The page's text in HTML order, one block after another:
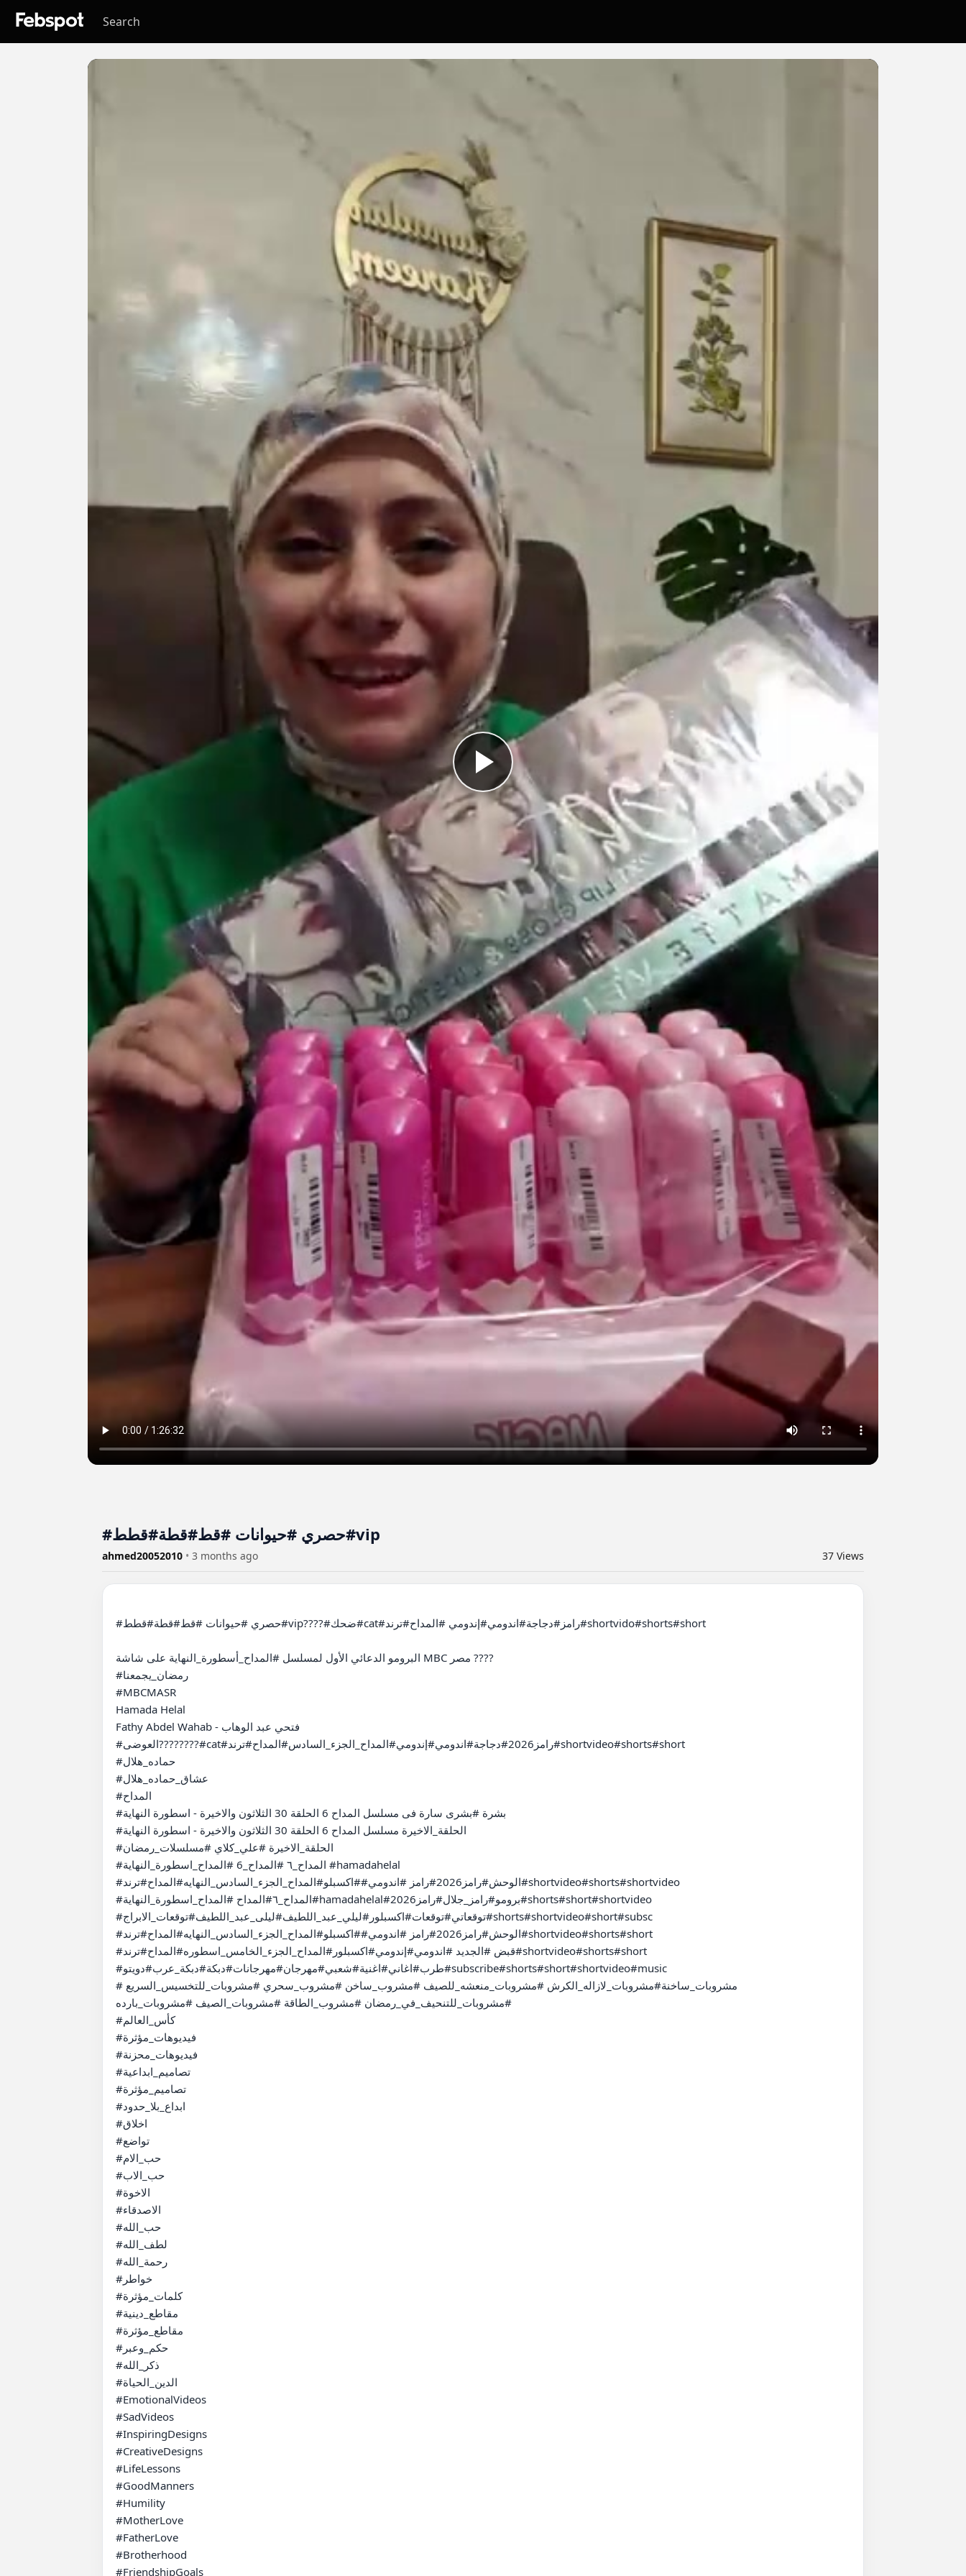
#حصري #حيوانات #قط#قطة#قطط#vip
ahmed20052010 • 3 months ago 37 Views
#حصري #حيوانات #قط#قطة#قطط#vip????#ضحك#cat#رامز#دجاجة#اندومي#إندومي #المداح#ترند#shortvido#shorts#short
البرومو الدعائي الأول لمسلسل #المداح_أسطورة_النهاية على شاشة MBC مصر ????
#رمضان_يجمعنا
#MBCMASR
Hamada Helal
Fathy Abdel Wahab - فتحي عبد الوهاب
#العوضى????????#cat#رامز2026#دجاجة#اندومي#إندومي#المداح_الجزء_السادس#المداح#ترند#shortvideo#shorts#short
#حماده_هلال
#عشاق_حماده_هلال
#المداح
#بشرة #بشرى سارة فى مسلسل المداح 6 الحلقة 30 الثلاثون والاخيرة - اسطورة النهاية
#الحلقة_الاخيرة مسلسل المداح 6 الحلقة 30 الثلاثون والاخيرة - اسطورة النهاية
#الحلقة_الاخيرة #علي_كلاي #مسلسلات_رمضان
#المداح_٦ #المداح_6 #المداح_اسطورة_النهاية #hamadahelal
#الوحش#رامز2026#رامز #اندومي##اكسبلو#المداح_الجزء_السادس_النهايه#المداح#ترند#shortvideo#shorts#shortvideo
#المداح_٦#المداح #المداح_اسطورة_النهاية#hamadahelal#برومو#رامز_جلال#رامز2026#shorts#short#shortvideo
#توقعاتي#توقعات#اكسبلور#ليلي_عبد_اللطيف#ليلى_عبد_اللطيف#توقعات_الابراج#shorts#shortvideo#short#subsc
#الوحش#رامز2026#رامز #اندومي##اكسبلو#المداح_الجزء_السادس_النهايه#المداح#ترند#shortvideo#shorts#short
#قبض #الجديد #اندومي#إندومي#اكسبلور#المداح_الجزء_الخامس_اسطوره#المداح#ترند#shortvideo#shorts#short
#طرب#اغاني#اغنية#شعبي#مهرجان#مهرجانات#دبكة#دبكة_عرب#دويتو#subscribe#shorts#short#shortvideo#music
#مشروبات_ساخنة#مشروبات_لازاله_الكرش #مشروبات_منعشه_للصيف #مشروب_ساخن #مشروب_سحري #مشروبات_للتخسيس_السريع
#مشروبات_للتنحيف_في_رمضان #مشروب_الطاقة #مشروبات_الصيف #مشروبات_بارده
#كأس_العالم
#فيديوهات_مؤثرة
#فيديوهات_محزنة
#تصاميم_ابداعية
#تصاميم_مؤثرة
#ابداع_بلا_حدود
#اخلاق
#تواضع
#حب_الام
#حب_الاب
#الاخوة
#الاصدقاء
#حب_الله
#لطف_الله
#رحمة_الله
#خواطر
#كلمات_مؤثرة
#مقاطع_دينية
#مقاطع_مؤثرة
#حكم_وعبر
#ذكر_الله
#الدين_الحياة
#EmotionalVideos
#SadVideos
#InspiringDesigns
#CreativeDesigns
#LifeLessons
#GoodManners
#Humility
#MotherLove
#FatherLove
#Brotherhood
#FriendshipGoals